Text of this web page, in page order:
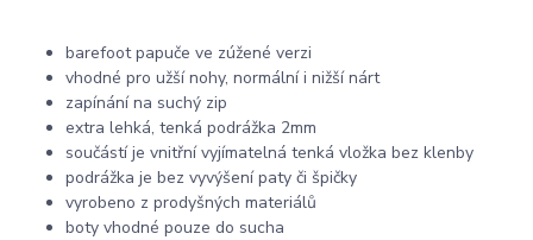
barefoot papuče ve zúžené verzi
vhodné pro užší nohy, normální i nižší nárt
zapínání na suchý zip
extra lehká, tenká podrážka 2mm
součástí je vnitřní vyjímatelná tenká vložka bez klenby
podrážka je bez vyvýšení paty či špičky
vyrobeno z prodyšných materiálů
boty vhodné pouze do sucha